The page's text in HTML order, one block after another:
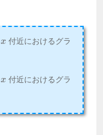
x
x付近におけるグラ
x
x付近におけるグラ